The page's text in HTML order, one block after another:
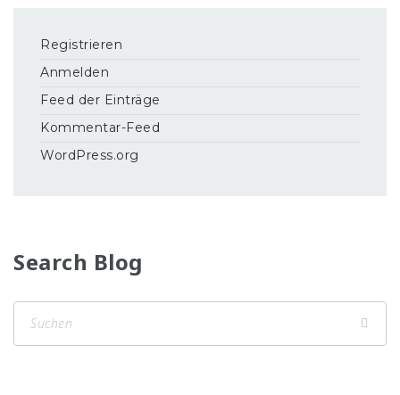
Registrieren
Anmelden
Feed der Einträge
Kommentar-Feed
WordPress.org
Search Blog